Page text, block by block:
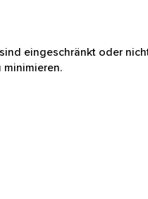
eingeschränkt oder
minimieren.